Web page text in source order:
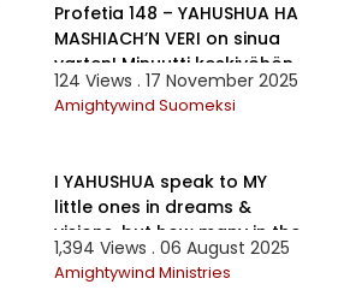
Profetia 148 – YAHUSHUA HA
MASHIACH’N VERI on sinua
varten! Minuutti keskiyöhön
124 Views . 17 November 2025
Amightywind Suomeksi
I YAHUSHUA speak to MY
little ones in dreams &
visions, but how many in the
world are listening?
1,394 Views . 06 August 2025
Amightywind Ministries